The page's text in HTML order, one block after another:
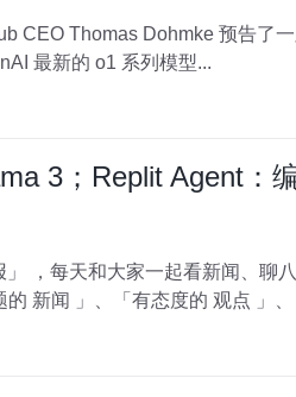
最新的 o1 系列模型...
3；Replit Agent：
新闻 」、「有态度的 观点 」